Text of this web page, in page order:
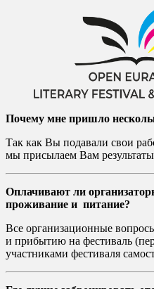
Почему мне пришло
Так как Вы подавали свои
мы присылаем Вам
Оплачивают ли
проживание и питание?
Все организационные
и прибытию на фестиваль
участниками фестиваля